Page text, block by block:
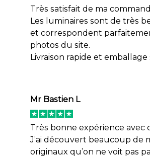
Très satisfait de ma
Les luminaires sont de très
et correspondent
photos du site.
Livraison rapide et emballage
Mr Bastien L
Très bonne expérience avec
J’ai découvert beaucoup de
originaux qu’on ne voit pas